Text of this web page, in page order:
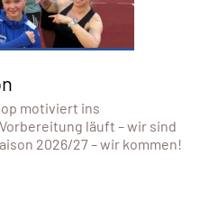
motiviert ins
läuft – wir sind
2026/27 – wir kommen!